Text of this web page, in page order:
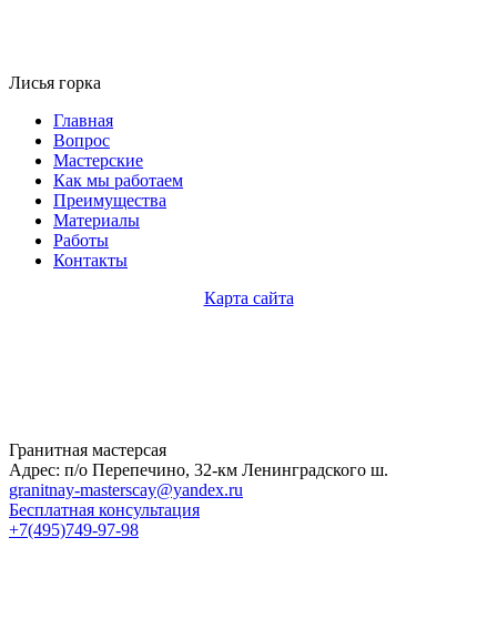
Лисья горка
Главная
Вопрос
Мастерские
Как мы работаем
Преимущества
Материалы
Работы
Контакты
Карта сайта
Гранитная мастерсая
Адрес: п/о Перепечино, 32-км Ленинградского ш.
granitnay-masterscay@yandex.ru
Бесплатная консультация
+7(495)749-97-98